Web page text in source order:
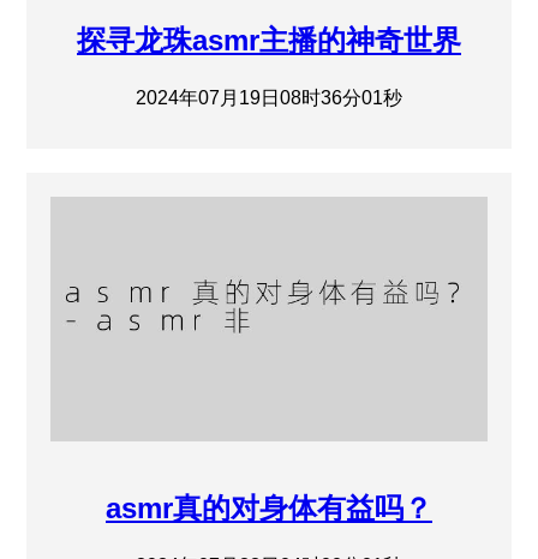
探寻龙珠asmr主播的神奇世界
2024年07月19日08时36分01秒
asmr真的对身体有益吗？